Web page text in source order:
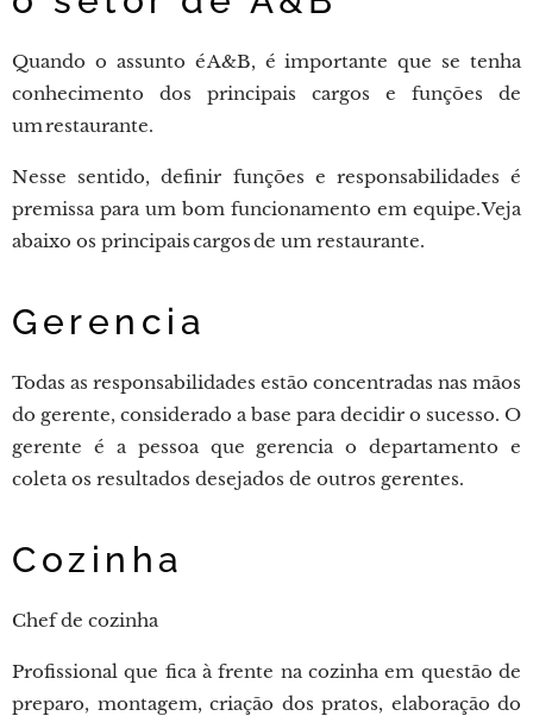
Quando o assunto é A&B, é importante que se tenha
conhecimento dos principais cargos e funções de
um restaurante.
Nesse sentido, definir funções e responsabilidades é
premissa para um bom funcionamento em equipe. Veja
abaixo os principais cargos de um restaurante.
Gerencia
Todas as responsabilidades estão concentradas nas mãos
do gerente, considerado a base para decidir o sucesso. O
gerente é a pessoa que gerencia o departamento e
coleta os resultados desejados de outros gerentes.
Cozinha
Chef de cozinha
Profissional que fica à frente na cozinha em questão de
preparo, montagem, criação dos pratos, elaboração do